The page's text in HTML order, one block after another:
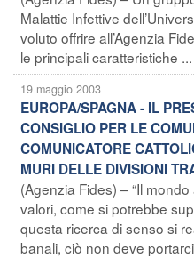
Malattie Infettive
voluto offrire all’Agenzia
le principali caratteristiche ...
19 maggio 2003
EUROPA/SPAGNA - IL
CONSIGLIO PER LE
COMUNICATORE
MURI DELLE DIVISIONI
(Agenzia Fides) – “Il
valori, come si potrebbe
questa ricerca di senso si
banali, ciò non deve